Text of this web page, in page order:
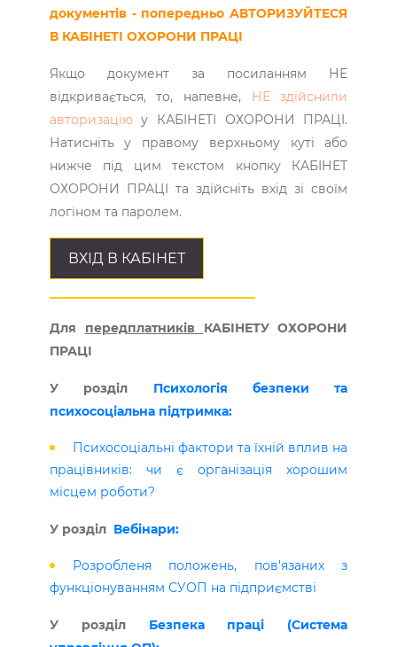
документів - попередньо АВТОРИЗУЙТЕСЯ
В КАБІНЕТІ ОХОРОНИ ПРАЦІ
Якщо документ за посиланням НЕ
відкривається, то, напевне, НЕ здійснили
авторизаціюу КАБІНЕТІ ОХОРОНИ ПРАЦІ.
Натисніть у правому верхньому куті або
нижче під цим текстом кнопку КАБІНЕТ
ОХОРОНИ ПРАЦІ та здійсніть вхід зі своїм
логіном та паролем.
ВХІД В КАБІНЕТ
Для передплатників КАБІНЕТУ ОХОРОНИ
ПРАЦІ
У розділ Психологія безпеки та
психосоціальна підтримка:
Психосоціальні фактори та їхній вплив на
працівників: чи є організація хорошим
місцем роботи?
У розділ Вебінари:
Розробленя положень, пов'язаних з
функціонуванням СУОП на підприємстві
У розділ Безпека праці (Система